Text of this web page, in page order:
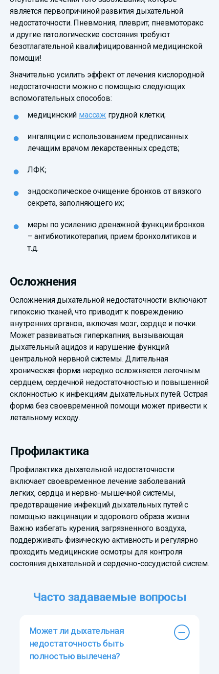
является первопричиной развития дыхательной
недостаточности. Пневмония, плеврит, пневмоторакс
и другие патологические состояния требуют
безотлагательной квалифицированной медицинской
помощи!
Значительно усилить эффект от лечения кислородной
недостаточности можно с помощью следующих
вспомогательных способов:
медицинский массаж грудной клетки;
ингаляции с использованием предписанных
лечащим врачом лекарственных средств;
ЛФК;
эндоскопическое очищение бронхов от вязкого
секрета, заполняющего их;
меры по усилению дренажной функции бронхов
– антибиотикотерапия, прием бронхолитиков и
т.д.
Осложнения
Осложнения дыхательной недостаточности включают
гипоксию тканей, что приводит к повреждению
внутренних органов, включая мозг, сердце и почки.
Может развиваться гиперкапния, вызывающая
дыхательный ацидоз и нарушение функций
центральной нервной системы. Длительная
хроническая форма нередко осложняется легочным
сердцем, сердечной недостаточностью и повышенной
склонностью к инфекциям дыхательных путей. Острая
форма без своевременной помощи может привести к
летальному исходу.
Профилактика
Профилактика дыхательной недостаточности
включает своевременное лечение заболеваний
легких, сердца и нервно-мышечной системы,
предотвращение инфекций дыхательных путей с
помощью вакцинации и здорового образа жизни.
Важно избегать курения, загрязненного воздуха,
поддерживать физическую активность и регулярно
проходить медицинские осмотры для контроля
состояния дыхательной и сердечно-сосудистой систем.
Часто задаваемые вопросы
Может ли дыхательная
недостаточность быть
полностью вылечена?